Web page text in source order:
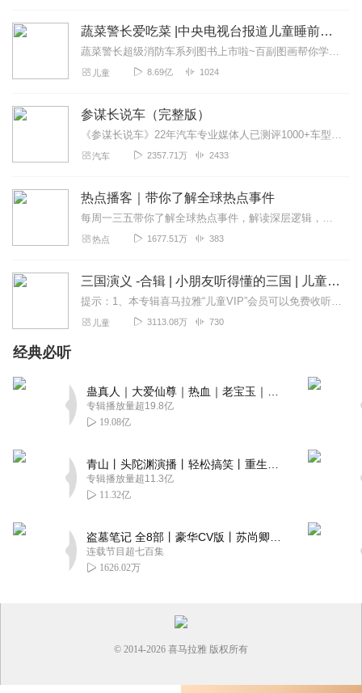
蔬菜警长爱吃菜 |中央电视台报道儿童睡前侦探故事
蔬菜警长超级消防车系列图书上市啦~百副图画帮你学到超多知识！蔬菜警长前传《神奇双猫3·警校争霸赛》火热播出，用科学知识破解谜团，快去收听吧！【点我点我】【获央视...
儿童 8.69亿 1024
参谋长说车（完整版）
《参谋长说车》22年汽车专业媒体人已测评1000+车型，到访全球100+车企总部说真话的参谋长，也是懂车的参谋长2026年劝大家“非必要不买车，非必要不换车”关...
汽车 2357.71万 2433
热点播客｜带你了解全球热点事件
每周一三五带你了解全球热点事件，解读深层逻辑，从事件表象直达知识核心。一键get社会大事件金庸逝世四周年，回顾这位文坛巨匠的一生——《金庸传》富士康频爆公共治...
热点 1677.51万 383
三国演义 -合辑 | 小朋友听得懂的三国 | 儿童睡前故事
提示：1、本专辑喜马拉雅“儿童VIP”会员可以免费收听，普通会员或非会员需要单独购买；2、本专辑为《三国演义》合辑，与之前分六季的小专辑内容完全一致，已购买小专...
儿童 3113.08万 730
经典必听
专辑播放量超19.8亿
19.08亿
专辑播放量超11.3亿
11.32亿
连载节目超七百集
1626.02万
© 2014-2026 喜马拉雅 版权所有